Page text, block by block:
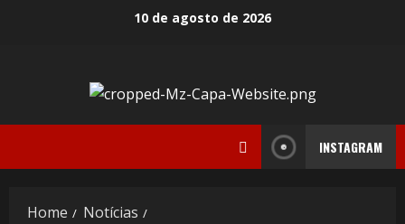
10 de agosto de 2026
INSTAGRAM
Home
Notícias